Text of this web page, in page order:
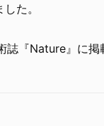
た。
『Nature』に掲